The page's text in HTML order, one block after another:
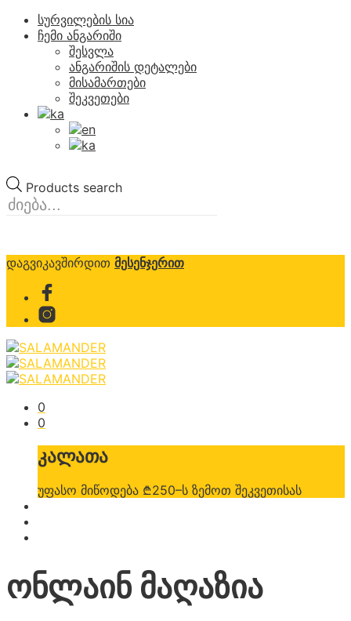
სურვილების სია
ჩემი ანგარიში
შესვლა
ანგარიშის დეტალები
მისამართები
შეკვეთები
Products search
დაგვიკავშირდით მესენჯერით
0
0
კალათა
უფასო მიწოდება ₾250–ს ზემოთ შეკვეთისას
ონლაინ მაღაზია